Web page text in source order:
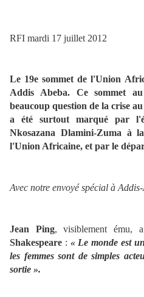
RFI mardi 17 juillet 2012
Le 19e sommet de l'Union
Addis Abeba. Ce sommet
beaucoup question de la crise
a été surtout marqué par
Nkosazana Dlamini-Zuma à
l'Union Africaine, et par le
Avec notre envoyé spécial à
Jean Ping, visiblement ému,
Shakespeare : « Le monde est
les femmes sont de simples
sortie ».